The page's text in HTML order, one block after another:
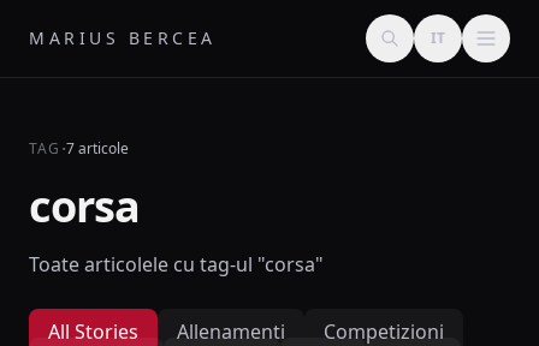
MARIUS BERCEA IT
TAG ·7 articole
corsa
Toate articolele cu tag-ul "corsa"
All Stories Allenamenti
Competizioni